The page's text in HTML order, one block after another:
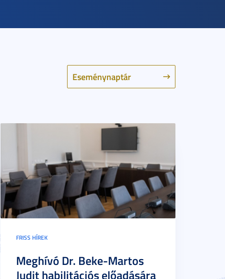
Eseménynaptár
FRISS HÍREK
Meghívó Dr. Beke-Martos
Judit habilitációs előadására